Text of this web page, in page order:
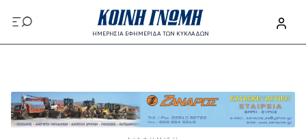
Παράκαμψη προς το κυρίως περιεχόμενο
ΗΜΕΡΗΣΙΑ ΕΦΗΜΕΡΙΔΑ ΤΩΝ ΚΥΚΛΑΔΩΝ